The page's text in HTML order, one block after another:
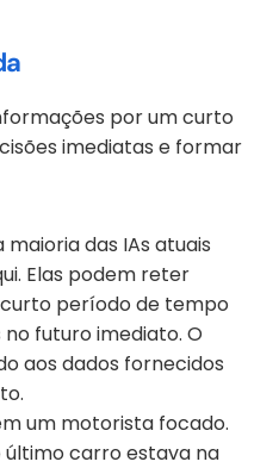
por um curto
imediatas e formar
maioria das IAs atuais
Elas podem reter
período de tempo
futuro imediato. O
aos dados fornecidos
um motorista focado.
último carro estava na